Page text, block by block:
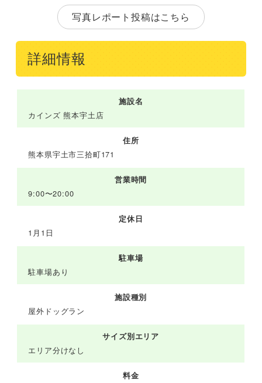
写真レポート投稿はこちら
詳細情報
施設名
カインズ 熊本宇土店
住所
熊本県宇土市三拾町171
営業時間
9:00〜20:00
定休日
1月1日
駐車場
駐車場あり
施設種別
屋外ドッグラン
サイズ別エリア
エリア分けなし
料金